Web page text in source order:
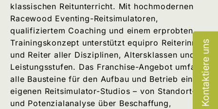
klassischen Reitunterricht. Mit hochmodernen
Racewood Eventing-Reitsimulatoren,
qualifiziertem Coaching und einem erprobten
Trainingskonzept unterstützt equipro Reiterinnen
und Reiter aller Disziplinen, Altersklassen und
Leistungsstufen. Das Franchise-Angebot umfasst
alle Bausteine für den Aufbau und Betrieb eines
eigenen Reitsimulator-Studios – von Standort-
und Potenzialanalyse über Beschaffung,
Kontaktiere uns